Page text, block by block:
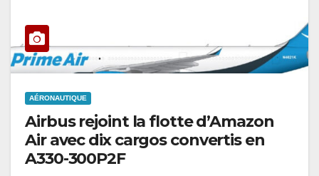
AÉRONAUTIQUE
Airbus rejoint la flotte d’Amazon
Air avec dix cargos convertis en
A330-300P2F